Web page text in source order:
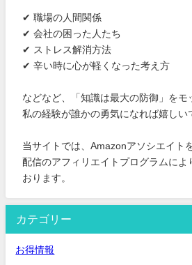
✔ 職場の人間関係
✔ 会社の困った人たち
✔ ストレス解消方法
✔ 辛い時に心が軽くなった考え方
などなど、「知識は最大の防御」をモ
私の経験が誰かの勇気になれば嬉しい
当サイトでは、Amazonアソシエイト
配信のアフィリエイトプログラムによ
おります。
カテゴリー
お得情報